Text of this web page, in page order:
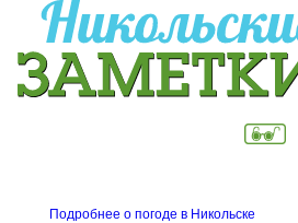
Подробнее о погоде в Никольске